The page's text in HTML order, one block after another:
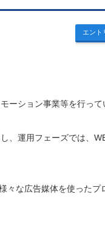
ーション事業等を行って
、運用フェーズでは、
々な広告媒体を使ったプ